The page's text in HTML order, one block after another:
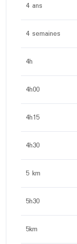
4 ans
4 semaines
4h
4h00
4h15
4h30
5 km
5h30
5km